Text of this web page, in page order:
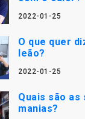
2022-01-25
O que quer
leão?
2022-01-25
Quais são as
manias?